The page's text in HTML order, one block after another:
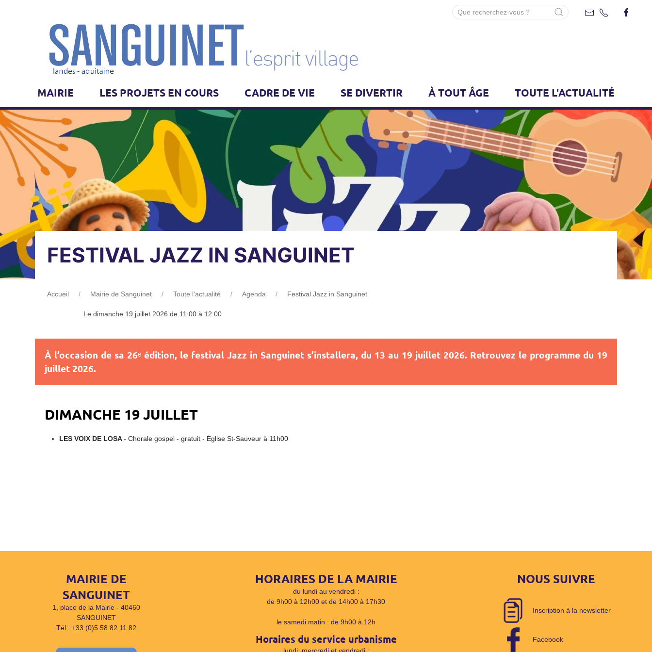
MAIRIE LES PROJETS EN COURS CADRE DE VIE SE DIVERTIR À TOUT ÂGE TOUTE L'ACTUALITÉ
FESTIVAL JAZZ IN SANGUINET
Accueil Mairie de Sanguinet Toute l'actualité Agenda Festival Jazz in Sanguinet
Le dimanche 19 juillet 2026 de 11:00 à 12:00
À l’occasion de sa 26ᵉ édition, le festival Jazz in Sanguinet s’installera, du 13 au 19 juillet 2026. Retrouvez le programme du 19
juillet 2026.
DIMANCHE 19 JUILLET
LES VOIX DE LOSA- Chorale gospel - gratuit - Église St-Sauveur à 11h00
MAIRIE DE
SANGUINET
1, place de la Mairie - 40460
SANGUINET
Tél : +33 (0)5 58 82 11 82
HORAIRES DE LA MAIRIE
du lundi au vendredi :
de 9h00 à 12h00 et de 14h00 à 17h30
le samedi matin : de 9h00 à 12h
Horaires du service urbanisme
NOUS SUIVRE
Inscription à la newsletter
Facebook